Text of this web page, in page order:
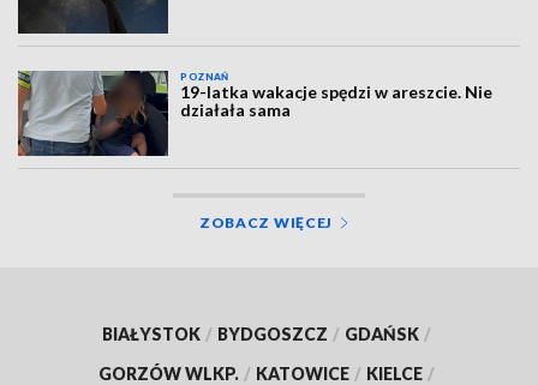
POZNAŃ
19-latka wakacje spędzi w areszcie. Nie
działała sama
ZOBACZ WIĘCEJ
BIAŁYSTOK / BYDGOSZCZ / GDAŃSK /
GORZÓW WLKP. / KATOWICE / KIELCE /